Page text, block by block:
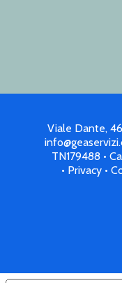
Viale Dante,
TN179488 •
• Privacy •